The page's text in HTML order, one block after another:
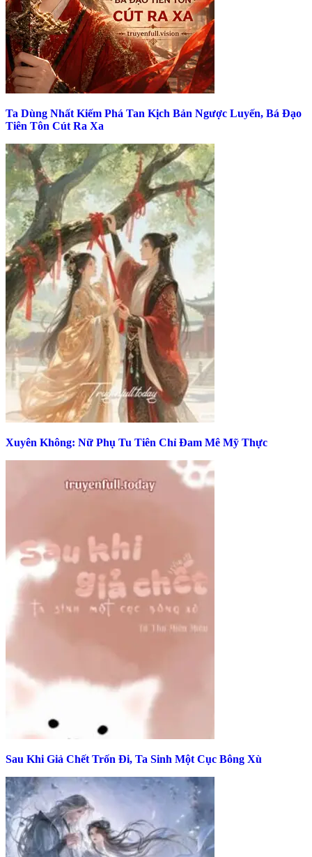
Ta Dùng Nhất Kiếm Phá Tan Kịch Bản Ngược Luyến, Bá Đạo
Tiên Tôn Cút Ra Xa
Xuyên Không: Nữ Phụ Tu Tiên Chỉ Đam Mê Mỹ Thực
Sau Khi Giả Chết Trốn Đi, Ta Sinh Một Cục Bông Xù